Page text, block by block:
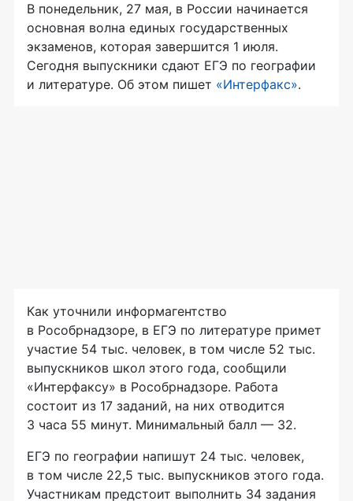
В понедельник, 27 мая, в России начинается
основная волна единых государственных
экзаменов, которая завершится 1 июля.
Сегодня выпускники сдают ЕГЭ по географии
и литературе. Об этом пишет «Интерфакс».
Как уточнили информагентство
в Рособрнадзоре, в ЕГЭ по литературе примет
участие 54 тыс. человек, в том числе 52 тыс.
выпускников школ этого года, сообщили
«Интерфаксу» в Рособрнадзоре. Работа
состоит из 17 заданий, на них отводится
3 часа 55 минут. Минимальный балл — 32.
ЕГЭ по географии напишут 24 тыс. человек,
в том числе 22,5 тыс. выпускников этого года.
Участникам предстоит выполнить 34 задания